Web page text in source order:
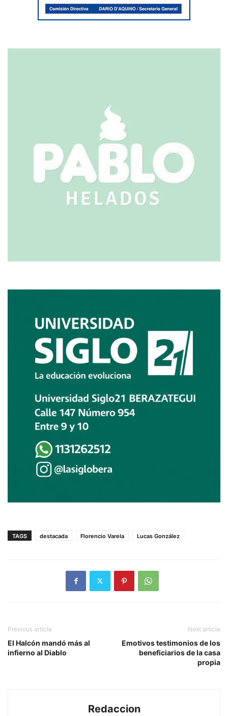
TAGS destacada Florencio Varela Lucas González
Previous article
El Halcón mandó más al
infierno al Diablo
Next article
Emotivos testimonios de los
beneficiarios de la casa
propia
Redaccion